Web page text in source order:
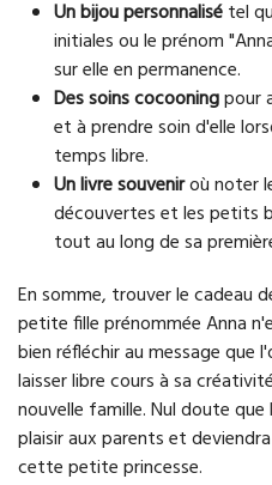
Un bijou personnalisétel
initiales ou le prénom
sur elle en permanence.
Des soins cocooningpour
et à prendre soin d'elle
temps libre.
Un livre souveniroù noter
découvertes et les petits
tout au long de sa
En somme, trouver le cadeau
petite fille prénommée Anna
bien réfléchir au message
laisser libre cours à sa
nouvelle famille. Nul doute
plaisir aux parents et
cette petite princesse.